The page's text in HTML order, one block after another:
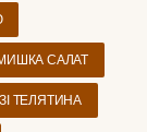
САЛАТ
ТЕЛЯТИНА